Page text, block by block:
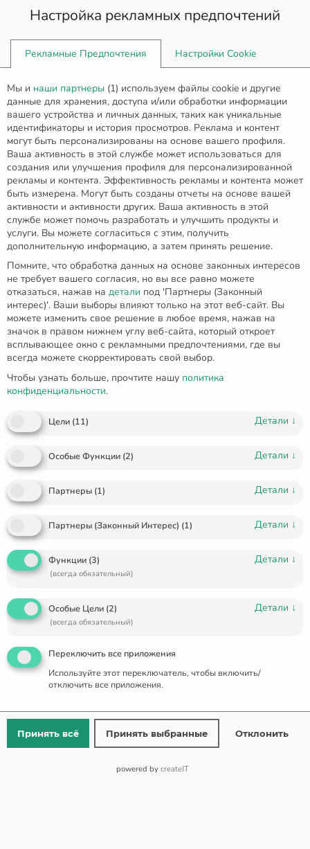
Главная
Серьги
Серьги из белого золота с голубыми топазами и
бриллиантами E-6708
Серьги из белого золота с
голубыми топазами и
бриллиантами E-6708
€920.00
Голубые топазы 6 шт., 1,76 карата
Бриллианты 12 шт., полная бриллиантовая огранка,
0,14 карата
Настройка рекламных предпочтений
Рекламные Предпочтения Настройки Cookie
Мы и наши партнеры (1) используем файлы cookie и другие
данные для хранения, доступа и/или обработки информации
вашего устройства и личных данных, таких как уникальные
идентификаторы и история просмотров. Реклама и контент
могут быть персонализированы на основе вашего профиля.
Ваша активность в этой службе может использоваться для
создания или улучшения профиля для персонализированной
рекламы и контента. Эффективность рекламы и контента может
быть измерена. Могут быть созданы отчеты на основе вашей
активности и активности других. Ваша активность в этой
службе может помочь разработать и улучшить продукты и
услуги. Вы можете согласиться с этим, получить
дополнительную информацию, а затем принять решение.
Помните, что обработка данных на основе законных интересов
не требует вашего согласия, но вы все равно можете
отказаться, нажав на детали под 'Партнеры (Законный
интерес)'. Ваши выборы влияют только на этот веб-сайт. Вы
можете изменить свое решение в любое время, нажав на
значок в правом нижнем углу веб-сайта, который откроет
всплывающее окно с рекламными предпочтениями, где вы
всегда можете скорректировать свой выбор.
Чтобы узнать больше, прочтите нашу политика
конфиденциальности.
Цели (11) Детали ↓
Особые Функции (2) Детали ↓
Партнеры (1) Детали ↓
Партнеры (Законный Интерес) (1) Детали ↓
Функции (3)
(всегда обязательный)
Детали ↓
Особые Цели (2)
(всегда обязательный)
Детали ↓
Переключить все приложения
Используйте этот переключатель, чтобы включить/
отключить все приложения.
Принять всё Принять выбранные Отклонить
powered by createIT